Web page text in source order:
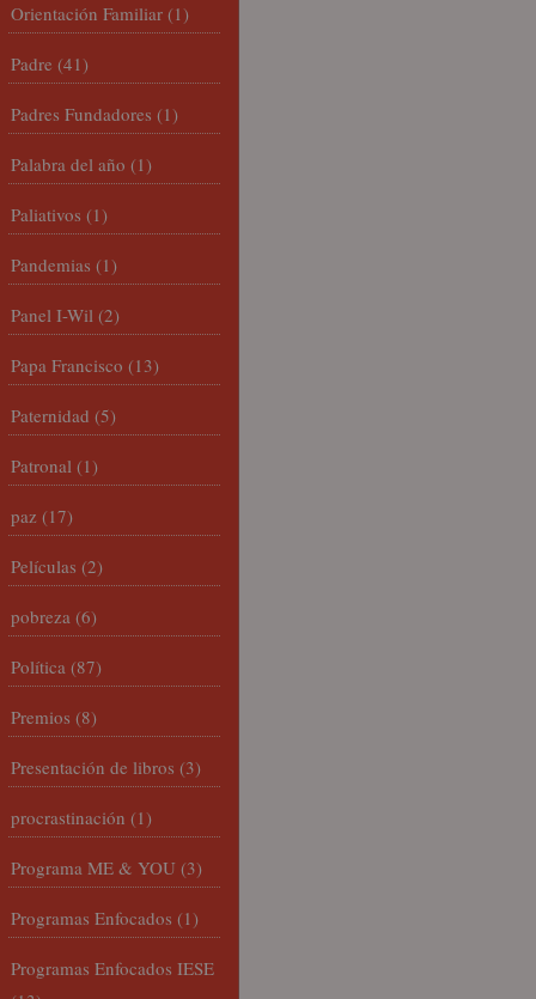
Orientación Familiar (1)
Padre (41)
Padres Fundadores (1)
Palabra del año (1)
Paliativos (1)
Pandemias (1)
Panel I-Wil (2)
Papa Francisco (13)
Paternidad (5)
Patronal (1)
paz (17)
Películas (2)
pobreza (6)
Política (87)
Premios (8)
Presentación de libros (3)
procrastinación (1)
Programa ME & YOU (3)
Programas Enfocados (1)
Programas Enfocados IESE